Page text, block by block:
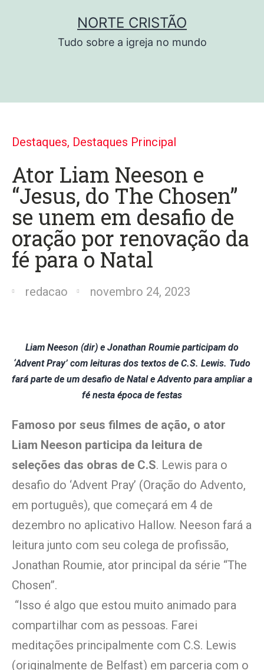
NORTE CRISTÃO
Tudo sobre a igreja no mundo
Destaques, Destaques Principal
Ator Liam Neeson e
“Jesus, do The Chosen”
se unem em desafio de
oração por renovação da
fé para o Natal
redacao novembro 24, 2023
Liam Neeson (dir) e Jonathan Roumie participam do
‘Advent Pray’ com leituras dos textos de C.S. Lewis. Tudo
fará parte de um desafio de Natal e Advento para ampliar a
fé nesta época de festas
Famoso por seus filmes de ação, o ator
Liam Neeson participa da leitura de
seleções das obras de C.S. Lewis para o
desafio do ‘Advent Pray’ (Oração do Advento,
em português), que começará em 4 de
dezembro no aplicativo Hallow. Neeson fará a
leitura junto com seu colega de profissão,
Jonathan Roumie, ator principal da série “The
Chosen”.
“Isso é algo que estou muito animado para
compartilhar com as pessoas. Farei
meditações principalmente com C.S. Lewis
(originalmente de Belfast) em parceria com o